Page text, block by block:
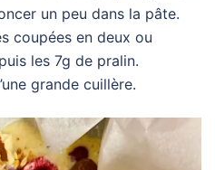
un peu dans la pâte.
coupées en deux ou
les 7g de pralin.
grande cuillère.